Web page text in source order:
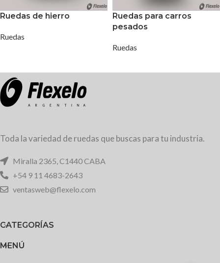
Ruedas de hierro
Ruedas
Ruedas para carros
pesados
Ruedas
Toda la variedad de ruedas que buscas para tu industria.
Miralla 2365, C1440 CABA
+54 9 11 4683-2643
ventasweb@flexelo.com
CATEGORÍAS
MENÚ